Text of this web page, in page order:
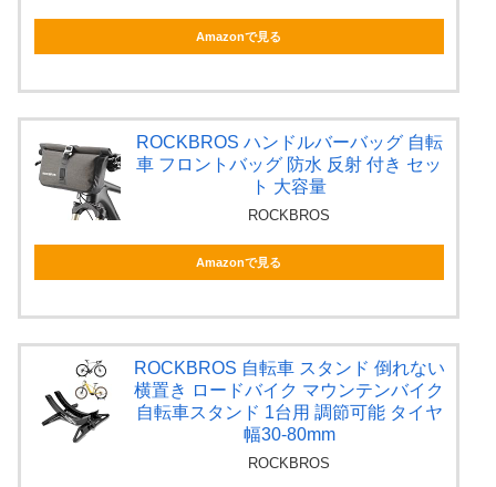
Amazonで見る
ROCKBROS ハンドルバーバッグ 自転
車 フロントバッグ 防水 反射 付き セッ
ト 大容量
ROCKBROS
Amazonで見る
ROCKBROS 自転車 スタンド 倒れない
横置き ロードバイク マウンテンバイク
自転車スタンド 1台用 調節可能 タイヤ
幅30-80mm
ROCKBROS